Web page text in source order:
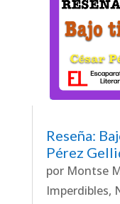
Reseña:
Pérez
por Montse
Imperdibles,